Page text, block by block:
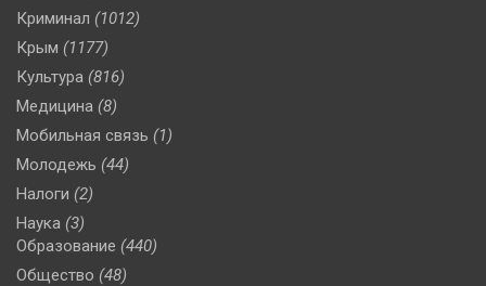
Криминал (1012)
Крым (1177)
Культура (816)
Медицина (8)
Мобильная связь (1)
Молодежь (44)
Налоги (2)
Наука (3)
Образование (440)
Общество (48)